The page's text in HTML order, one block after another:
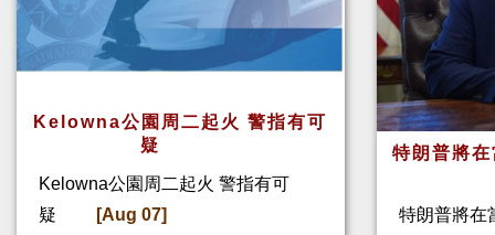
Kelowna公園周二起火 警指有可
疑
Kelowna公園周二起火 警指有可
疑
[Aug 07]
特朗普將
特朗普將在